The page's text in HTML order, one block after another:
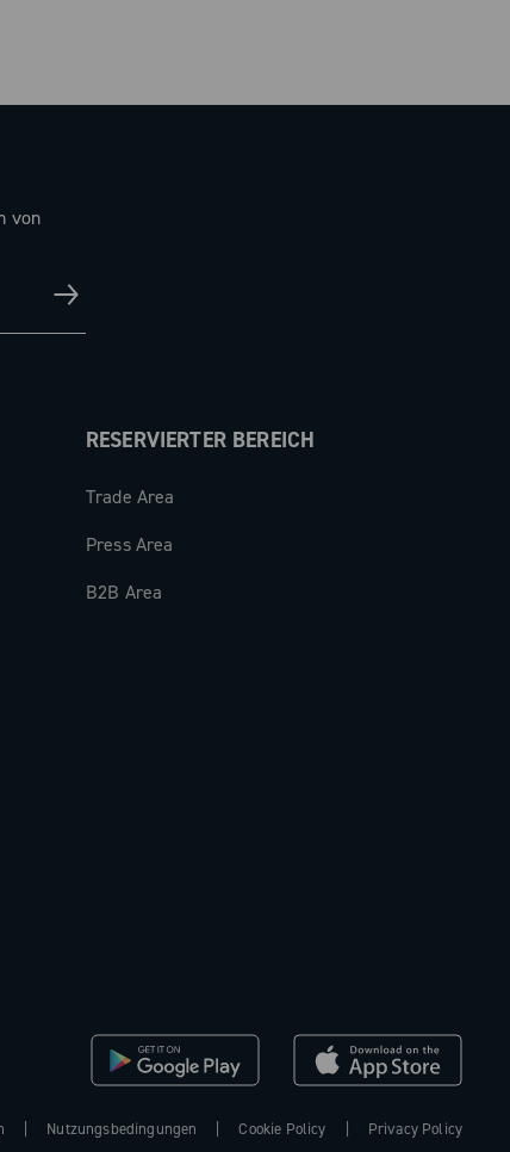
von
RESERVIERTER BEREICH
Trade Area
Press Area
B2B Area
Nutzungsbedingungen Cookie Policy Privacy Policy